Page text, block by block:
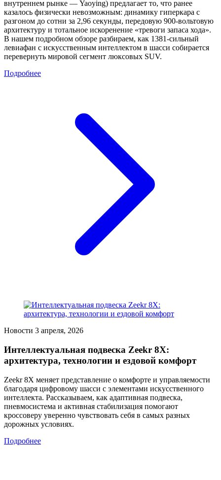
внутреннем рынке — Yaoying) предлагает то, что ранее
казалось физически невозможным: динамику гиперкара с
разгоном до сотни за 2,96 секунды, передовую 900-вольтовую
архитектуру и тотальное искоренение «тревоги запаса хода».
В нашем подробном обзоре разбираем, как 1381-сильный
левиафан с искусственным интеллектом в шасси собирается
перевернуть мировой сегмент люксовых SUV.
Подробнее
Новости 3 апреля, 2026
Интеллектуальная подвеска Zeekr 8X:
архитектура, технологии и ездовой комфорт
Zeekr 8X меняет представление о комфорте и управляемости
благодаря цифровому шасси с элементами искусственного
интеллекта. Рассказываем, как адаптивная подвеска,
пневмосистема и активная стабилизация помогают
кроссоверу уверенно чувствовать себя в самых разных
дорожных условиях.
Подробнее